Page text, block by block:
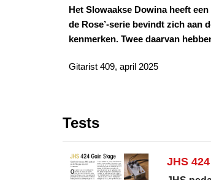
Het Slowaakse Dowina heeft
de Rose’-serie bevindt zich aan
kenmerken. Twee daarvan
Gitarist 409, april 2025
Tests
JHS